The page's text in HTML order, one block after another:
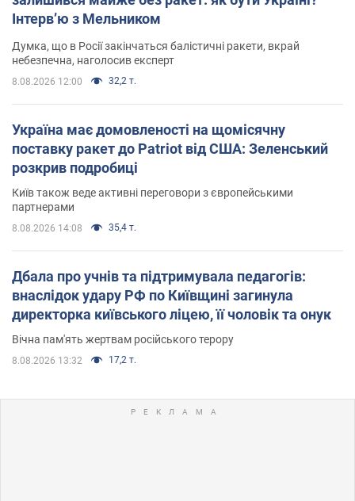
Інтерв’ю з Мельником
Думка, що в Росії закінчаться балістичні ракети, вкрай
небезпечна, наголосив експерт
8.08.2026 12:00 32,2 т.
Україна має домовленості на щомісячну
поставку ракет до Patriot від США: Зеленський
розкрив подробиці
Київ також веде активні переговори з європейськими
партнерами
8.08.2026 14:08 35,4 т.
Дбала про учнів та підтримувала педагогів:
внаслідок удару РФ по Київщині загинула
директорка київського ліцею, її чоловік та онук
Вічна пам'ять жертвам російського терору
8.08.2026 13:32 17,2 т.